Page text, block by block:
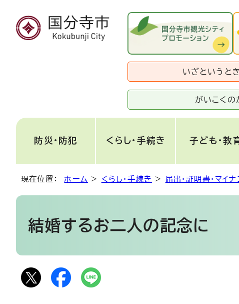
いざというと
がいこくの
防災・防犯 くらし・手続き 子ども・教
現在位置： ホーム > くらし・手続き > 届出・証明書・マイ
結婚するお二人の記念に